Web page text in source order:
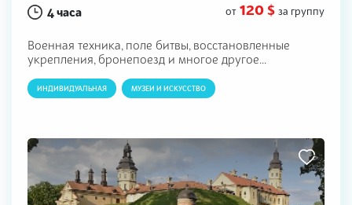
4 часа от 120 $ за группу
Военная техника, поле битвы, восстановленные
укрепления, бронепоезд и многое другое...
ИНДИВИДУАЛЬНАЯ МУЗЕИ И ИСКУССТВО